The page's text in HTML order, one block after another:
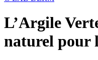
L’Argile
naturel pour